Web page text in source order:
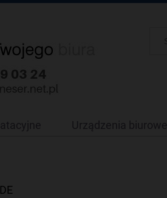
Urządzenia biurowe